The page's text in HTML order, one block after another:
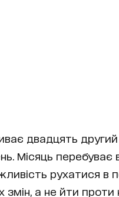
двадцять другий
Місяць перебуває
рухатися в
змін, а не йти проти